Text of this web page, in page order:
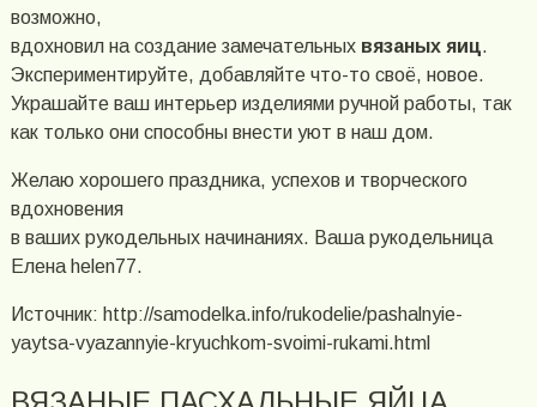
возможно,
вдохновил на создание замечательных вязаных яиц.
Экспериментируйте, добавляйте что-то своё, новое.
Украшайте ваш интерьер изделиями ручной работы, так
как только они способны внести уют в наш дом.
Желаю хорошего праздника, успехов и творческого
вдохновения
в ваших рукодельных начинаниях. Ваша рукодельница
Елена helen77.
Источник: http://samodelka.info/rukodelie/pashalnyie-
yaytsa-vyazannyie-kryuchkom-svoimi-rukami.html